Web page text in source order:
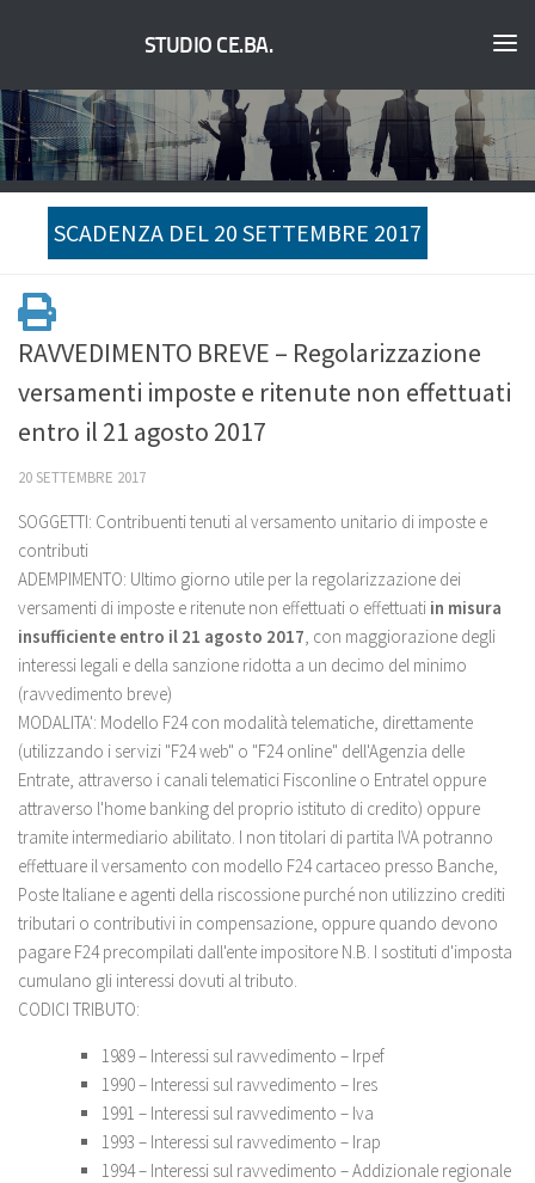
STUDIO CE.BA.
SCADENZA DEL 20 SETTEMBRE 2017
RAVVEDIMENTO BREVE – Regolarizzazione
versamenti imposte e ritenute non effettuati
entro il 21 agosto 2017
20 SETTEMBRE 2017
SOGGETTI: Contribuenti tenuti al versamento unitario di imposte e
contributi
ADEMPIMENTO: Ultimo giorno utile per la regolarizzazione dei
versamenti di imposte e ritenute non effettuati o effettuati in misura
insufficiente entro il 21 agosto 2017, con maggiorazione degli
interessi legali e della sanzione ridotta a un decimo del minimo
(ravvedimento breve)
MODALITA': Modello F24 con modalità telematiche, direttamente
(utilizzando i servizi "F24 web" o "F24 online" dell'Agenzia delle
Entrate, attraverso i canali telematici Fisconline o Entratel oppure
attraverso l'home banking del proprio istituto di credito) oppure
tramite intermediario abilitato. I non titolari di partita IVA potranno
effettuare il versamento con modello F24 cartaceo presso Banche,
Poste Italiane e agenti della riscossione purché non utilizzino crediti
tributari o contributivi in compensazione, oppure quando devono
pagare F24 precompilati dall'ente impositore N.B. I sostituti d'imposta
cumulano gli interessi dovuti al tributo.
CODICI TRIBUTO:
1989 – Interessi sul ravvedimento – Irpef
1990 – Interessi sul ravvedimento – Ires
1991 – Interessi sul ravvedimento – Iva
1993 – Interessi sul ravvedimento – Irap
1994 – Interessi sul ravvedimento – Addizionale regionale